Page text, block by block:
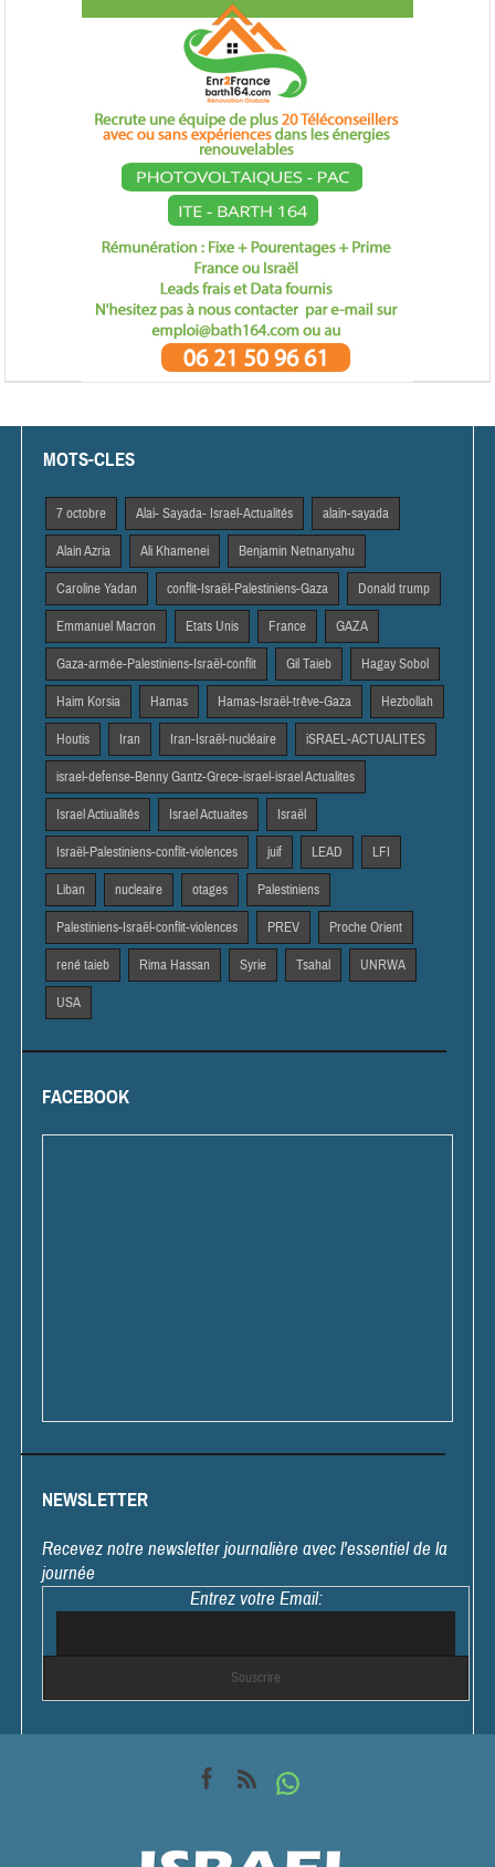
MOTS-CLES
7 octobre Alai- Sayada- Israel-Actualités alain-sayada
Alain Azria Ali Khamenei Benjamin Netnanyahu
Caroline Yadan conflit-Israël-Palestiniens-Gaza Donald trump
Emmanuel Macron Etats Unis France GAZA
Gaza-armée-Palestiniens-Israël-conflit Gil Taieb Hagay Sobol
Haim Korsia Hamas Hamas-Israël-trêve-Gaza Hezbollah
Houtis Iran Iran-Israël-nucléaire iSRAEL-ACTUALITES
israel-defense-Benny Gantz-Grece-israel-israel Actualites
Israel Actiualités Israel Actuaites Israël
Israël-Palestiniens-conflit-violences juif LEAD LFI
Liban nucleaire otages Palestiniens
Palestiniens-Israël-conflit-violences PREV Proche Orient
rené taieb Rima Hassan Syrie Tsahal UNRWA
USA
FACEBOOK
NEWSLETTER
Recevez notre newsletter journalière avec l'essentiel de la
journée
Entrez votre Email: